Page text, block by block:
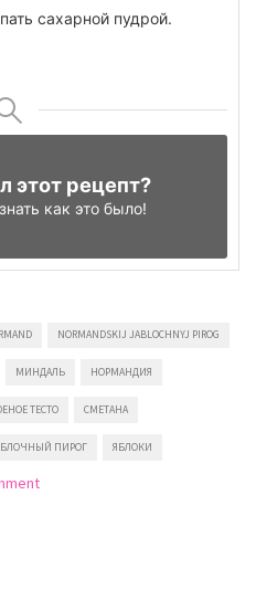
сахарной пудрой.
этот рецепт?
как это было!
NORMANDSKIJ JABLOCHNYJ PIROG
МИНДАЛЬ НОРМАНДИЯ
ТЕСТО СМЕТАНА
ПИРОГ ЯБЛОКИ
on